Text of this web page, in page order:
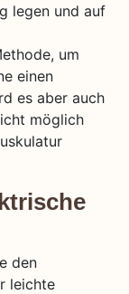
legen und auf
um
einen
es aber auch
möglich
den
leichte